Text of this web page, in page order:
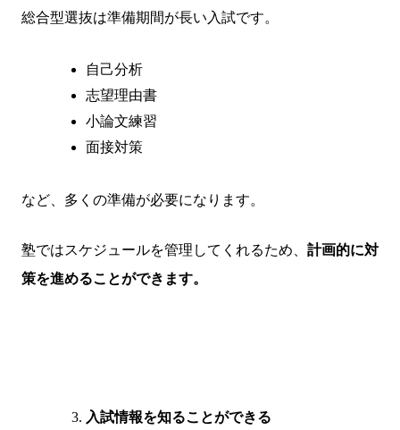
総合型選抜は準備期間が長い入試です。
自己分析
志望理由書
小論文練習
面接対策
など、多くの準備が必要になります。
塾ではスケジュールを管理してくれるため、 計画的に対
策を進めることができます。
入試情報を知ることができる